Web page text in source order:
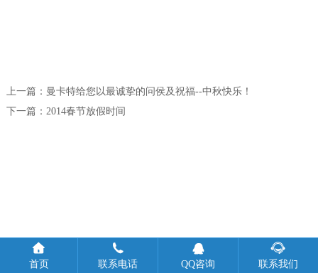
上一篇： 曼卡特给您以最诚挚的问侯及祝福--中秋快乐！
下一篇： 2014春节放假时间

首页

联系电话

QQ咨询

联系我们